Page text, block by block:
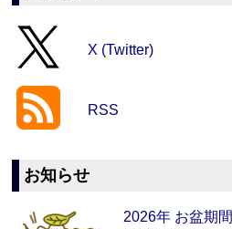
X (Twitter)
RSS
お知らせ
2026年 お盆期